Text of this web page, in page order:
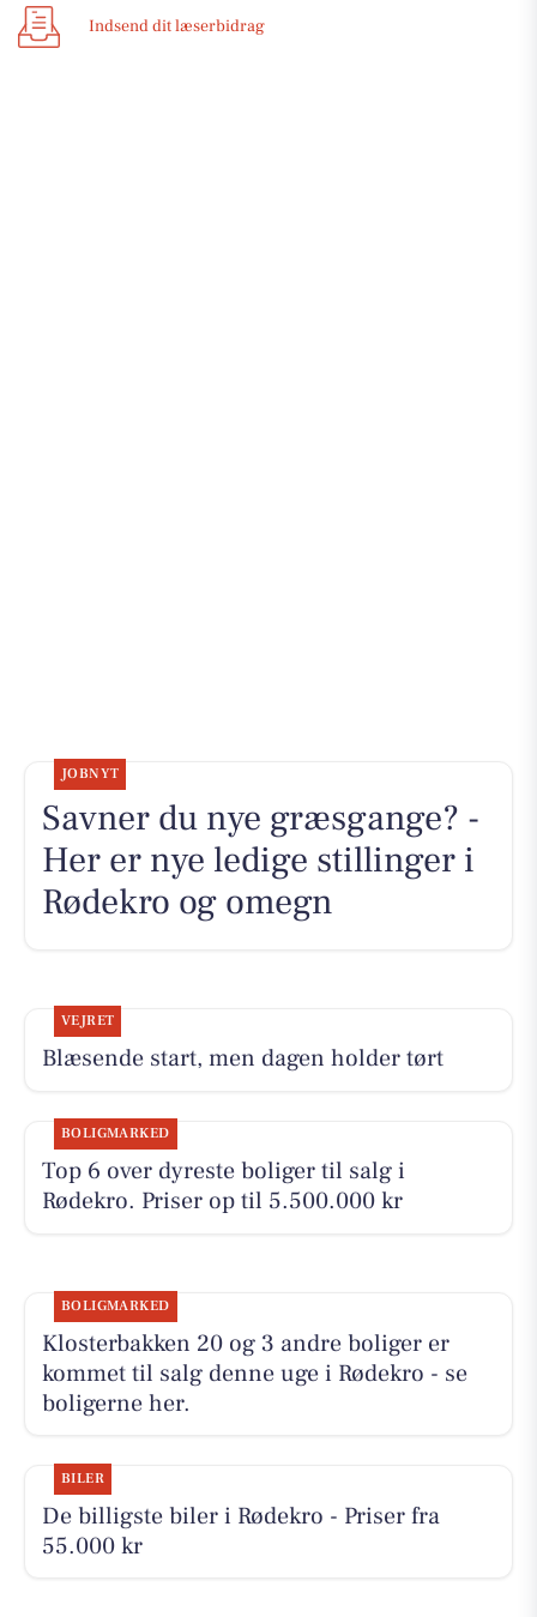
Indsend dit læserbidrag
JOBNYT
Savner du nye græsgange? -
Her er nye ledige stillinger i
Rødekro og omegn
VEJRET
Blæsende start, men dagen holder tørt
BOLIGMARKED
Top 6 over dyreste boliger til salg i
Rødekro. Priser op til 5.500.000 kr
BOLIGMARKED
Klosterbakken 20 og 3 andre boliger er
kommet til salg denne uge i Rødekro - se
boligerne her.
BILER
De billigste biler i Rødekro - Priser fra
55.000 kr